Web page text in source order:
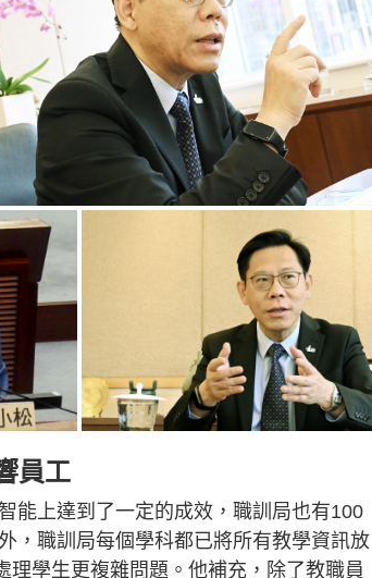
員工
能上達到了一定的成效，職訓局也有100
，職訓局每個學科都已將所有教學資訊放
學生更複雜問題。他補充，除了教職員